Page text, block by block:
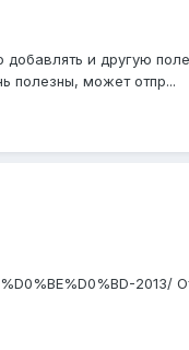
и другую
полезны, может отпр...
2013/